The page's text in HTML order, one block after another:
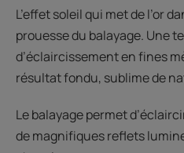
L’effet soleil qui met de l’or
prouesse du balayage. Une
d’éclaircissement en fines
résultat fondu, sublime de
Le balayage permet
de magnifiques reflets